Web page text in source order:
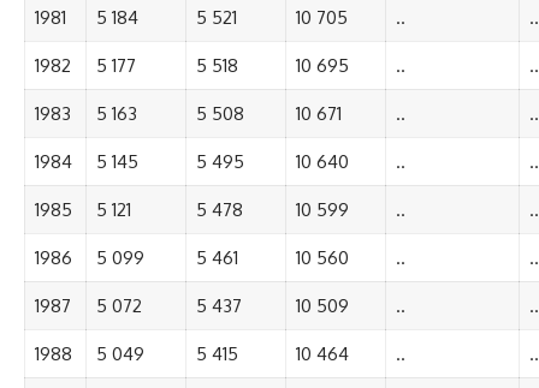
1981 5 184 5 521 10 705 .. ..
1982 5 177 5 518 10 695 .. ..
1983 5 163 5 508 10 671 .. ..
1984 5 145 5 495 10 640 .. ..
1985 5 121 5 478 10 599 .. ..
1986 5 099 5 461 10 560 .. ..
1987 5 072 5 437 10 509 .. ..
1988 5 049 5 415 10 464 .. ..